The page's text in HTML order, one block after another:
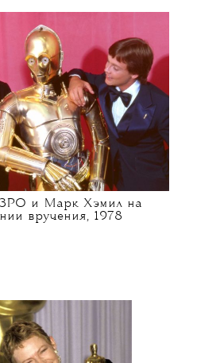
и Марк Хэмил на
вручения, 1978